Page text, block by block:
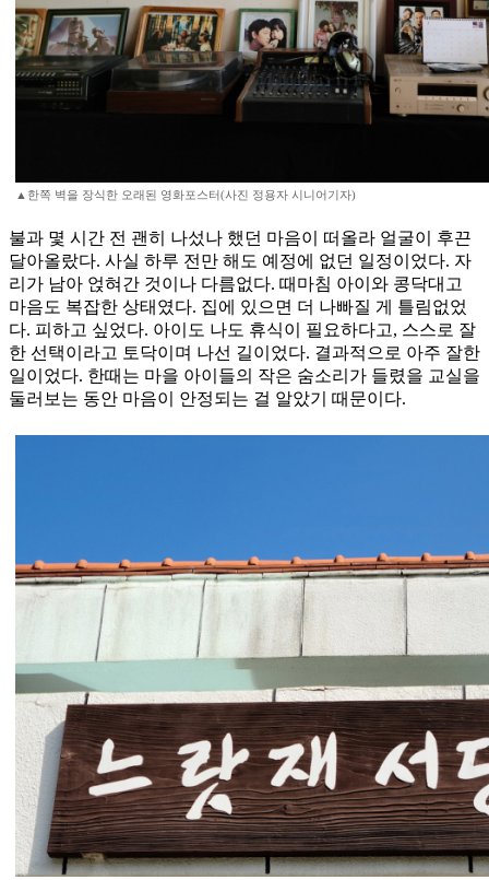
▲한쪽 벽을 장식한 오래된 영화포스터(사진 정용자 시니어기자)
불과 몇 시간 전 괜히 나섰나 했던 마음이 떠올라 얼굴이 후끈
달아올랐다. 사실 하루 전만 해도 예정에 없던 일정이었다. 자
리가 남아 얹혀간 것이나 다름없다. 때마침 아이와 콩닥대고
마음도 복잡한 상태였다. 집에 있으면 더 나빠질 게 틀림없었
다. 피하고 싶었다. 아이도 나도 휴식이 필요하다고, 스스로 잘
한 선택이라고 토닥이며 나선 길이었다. 결과적으로 아주 잘한
일이었다. 한때는 마을 아이들의 작은 숨소리가 들렸을 교실을
둘러보는 동안 마음이 안정되는 걸 알았기 때문이다.